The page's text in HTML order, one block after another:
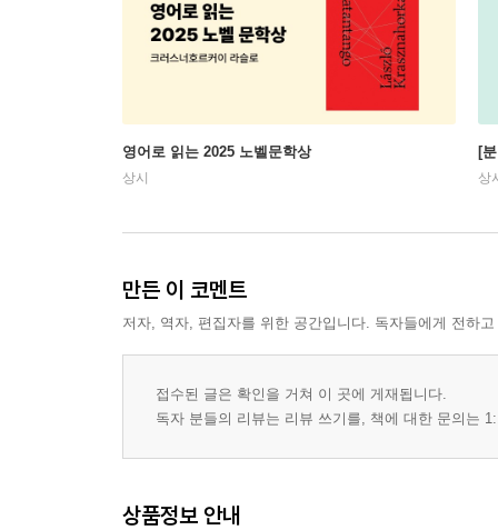
영어로 읽는 2025 노벨문학상
상시
[
상
만든 이 코멘트
저자, 역자, 편집자를 위한 공간입니다. 독자들에게 전하
접수된 글은 확인을 거쳐 이 곳에 게재됩니다.
독자 분들의 리뷰는 리뷰 쓰기를, 책에 대한 문의는
상품정보 안내